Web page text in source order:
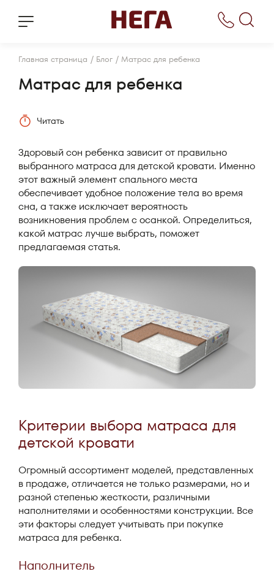
Главная страница / Блог / Матрас для ребенка
Матрас для ребенка
Читать
Здоровый сон ребенка зависит от правильно
выбранного матраса для детской кровати. Именно
этот важный элемент спального места
обеспечивает удобное положение тела во время
сна, а также исключает вероятность
возникновения проблем с осанкой. Определиться,
какой матрас лучше выбрать, поможет
предлагаемая статья.
Критерии выбора матраса для
детской кровати
Огромный ассортимент моделей, представленных
в продаже, отличается не только размерами, но и
разной степенью жесткости, различными
наполнителями и особенностями конструкции. Все
эти факторы следует учитывать при покупке
матраса для ребенка.
Наполнитель